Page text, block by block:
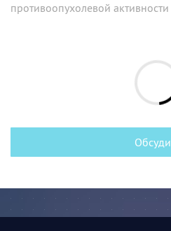
противоопухолевой